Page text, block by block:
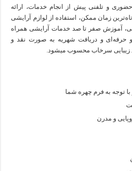
و تلفنی پیش از انجام خدمات، ارائه
زمان ممکن، استفاده از لوازم آرایشی
آموزش صفر تا صد خدمات آرایشی همراه
حرفه‌ای و دریافت شهریه به صورت نقد و
زیبایی سرخاب محسوب میشود.
با توجه به فرم چهره شما
و مدرن